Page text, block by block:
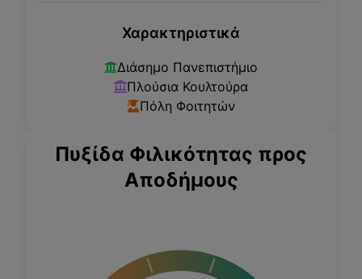
Χαρακτηριστικά
Διάσημο Πανεπιστήμιο
Πλούσια Κουλτούρα
Πόλη Φοιτητών
Πυξίδα Φιλικότητας προς
Αποδήμους